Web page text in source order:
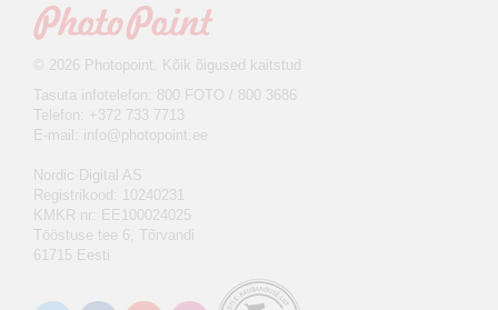
© 2026 Photopoint. Kõik õigused kaitstud
Tasuta infotelefon: 800 FOTO / 800 3686
Telefon: +372 733 7713
E-mail: info@photopoint.ee
Nordic Digital AS
Registrikood: 10240231
KMKR nr: EE100024025
Tööstuse tee 6, Tõrvandi
61715 Eesti